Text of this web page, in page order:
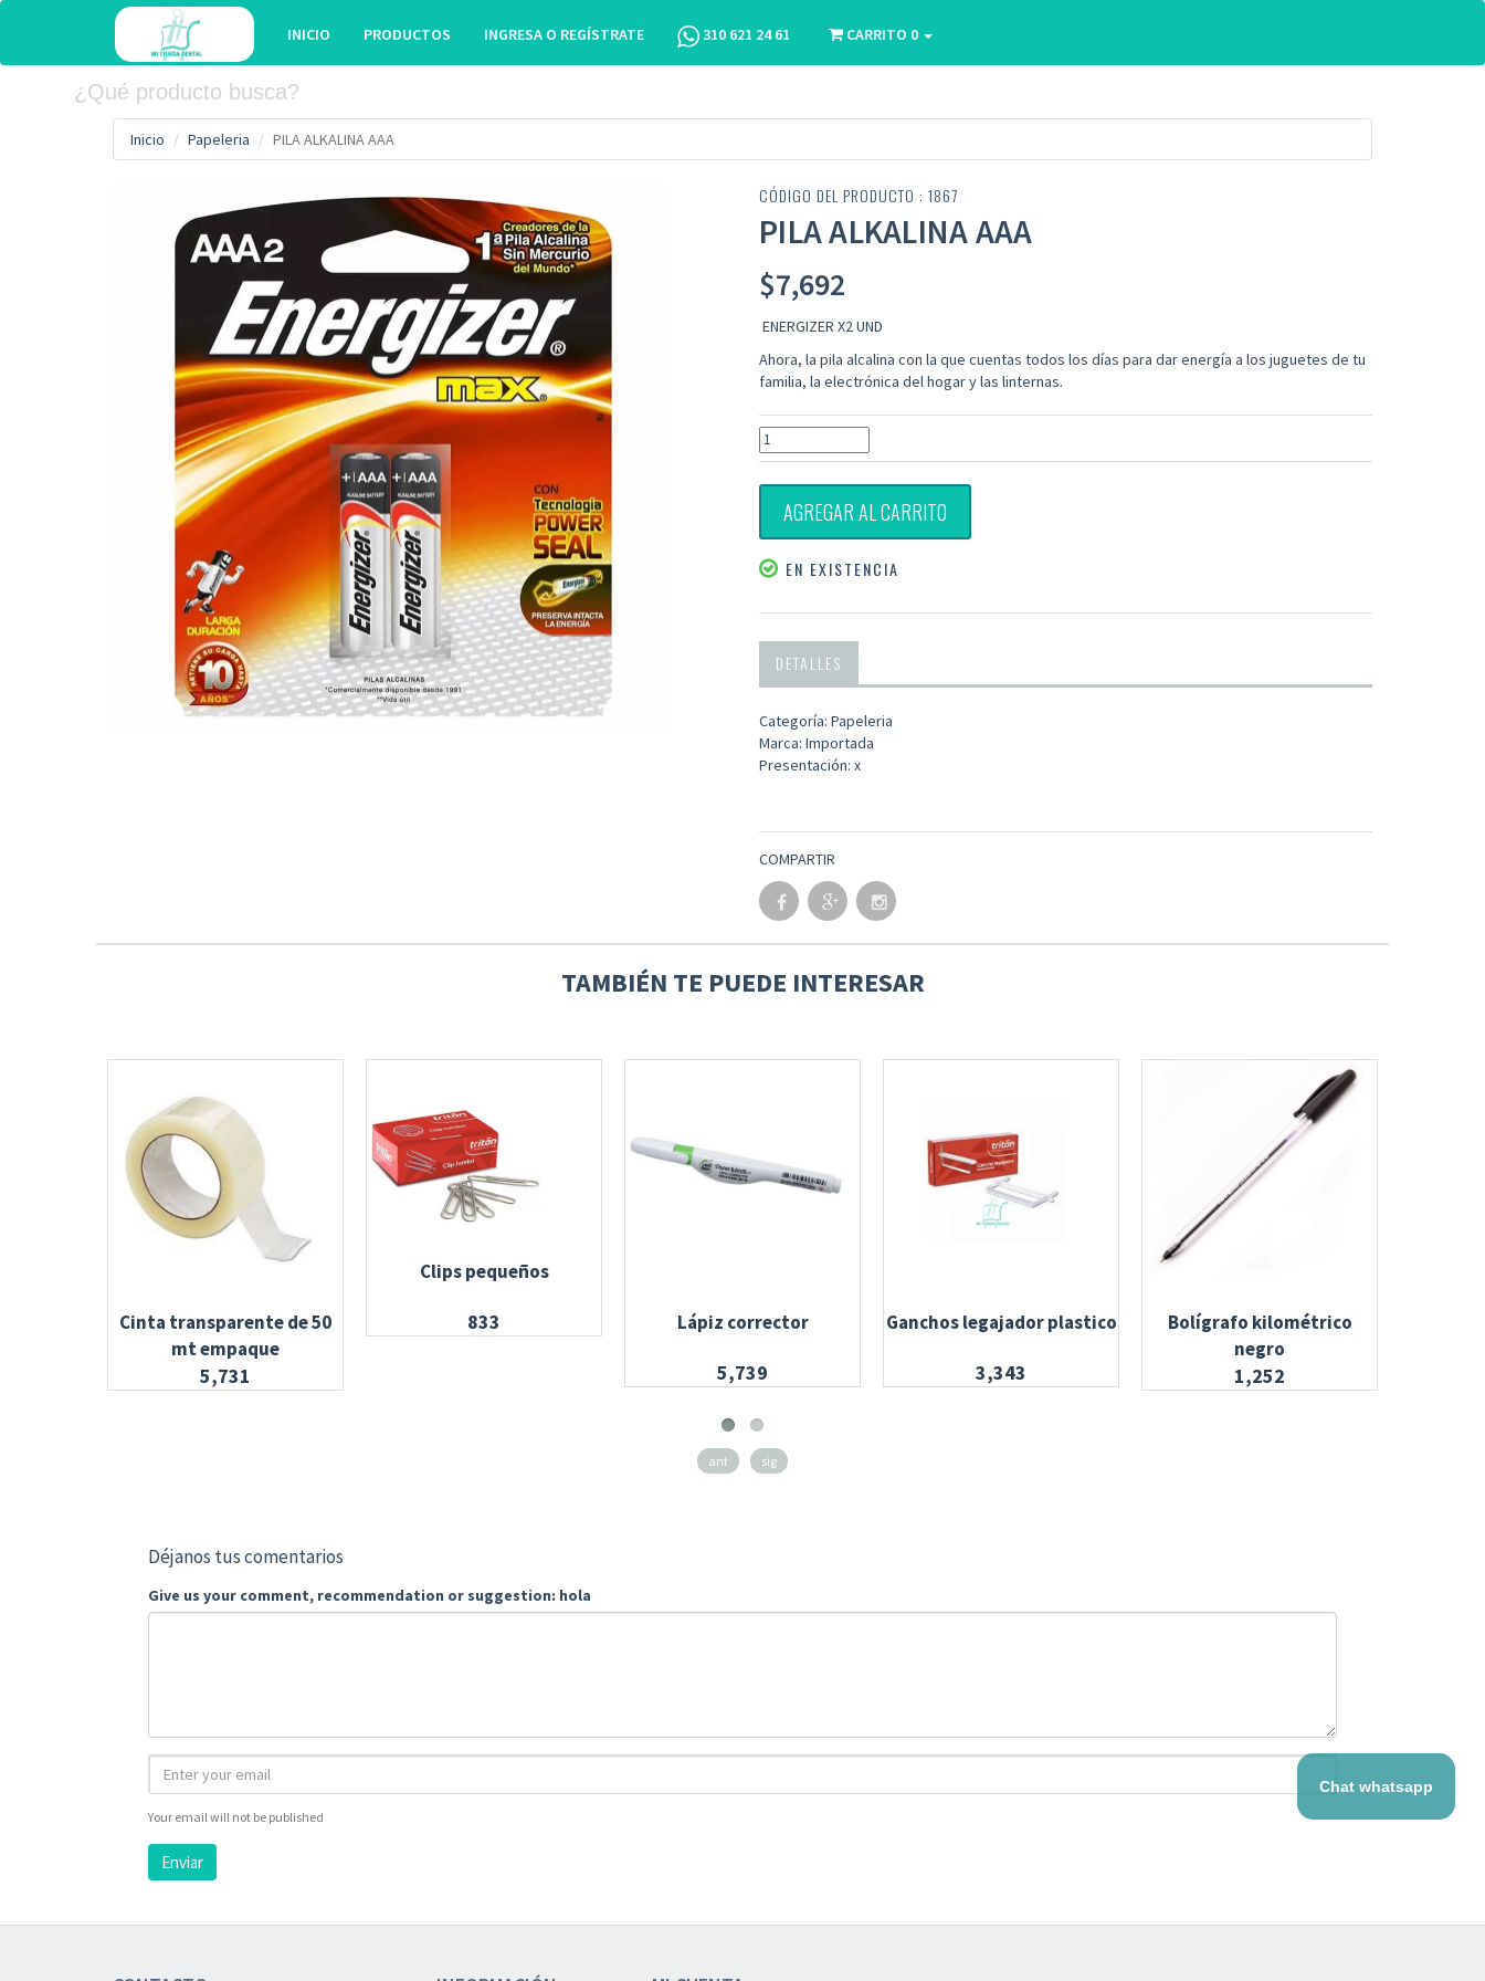
INICIO PRODUCTOS INGRESA O REGÍSTRATE 310 621 24 61 CARRITO 0
Inicio Papeleria PILA ALKALINA AAA
CÓDIGO DEL PRODUCTO : 1867
PILA ALKALINA AAA
$7,692
ENERGIZER X2 UND
Ahora, la pila alcalina con la que cuentas todos los días para dar energía a los juguetes de tu
familia, la electrónica del hogar y las linternas.
AGREGAR AL CARRITO
EN EXISTENCIA
DETALLES
Categoría: Papeleria
Marca: Importada
Presentación: x
COMPARTIR
TAMBIÉN TE PUEDE INTERESAR
Cinta transparente de 50
mt empaque
5,731
Clips pequeños
833 Lápiz corrector
5,739
Ganchos legajador plastico
3,343
Bolígrafo kilométrico
negro
1,252
ant sig
Déjanos tus comentarios
Give us your comment, recommendation or suggestion: hola
Your email will not be published
Enviar
Chat whatsapp